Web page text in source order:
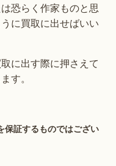
恐らく作家ものと思
に買取に出せばいい
に出す際に押さえて
す。
保証するものではござい